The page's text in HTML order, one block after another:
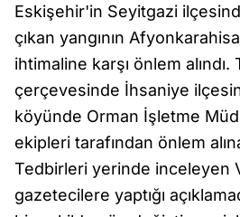
Eskişehir'in Seyitgazi
çıkan yangının
ihtimaline karşı önlem alındı.
çerçevesinde İhsaniye
köyünde Orman İşletme
ekipleri tarafından önlem
Tedbirleri yerinde inceleyen
gazetecilere yaptığı